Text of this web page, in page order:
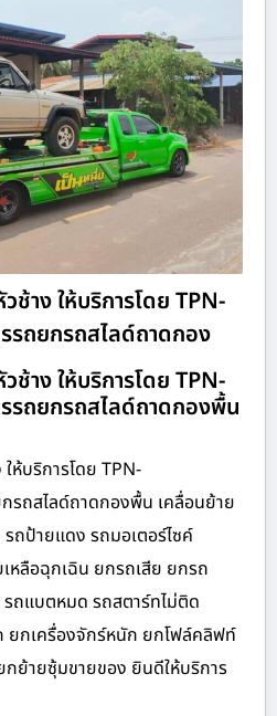
าง ให้บริการโดย TPN-
รถยกรถสไลด์ถาดกอง
าง ให้บริการโดย TPN-
รถยกรถสไลด์ถาดกองพื้น
ห้บริการโดย TPN-
รถสไลด์ถาดกองพื้น เคลื่อนย้าย
ถป้ายแดง รถมอเตอร์ไซค์
หลือฉุกเฉิน ยกรถเสีย ยกรถ
ถแบตหมด รถสตาร์ทไม่ติด
ยกเครื่องจักร์หนัก ยกโฟล์คลิฟท์
ย้ายซุ้มขายของ ยินดีให้บริการ